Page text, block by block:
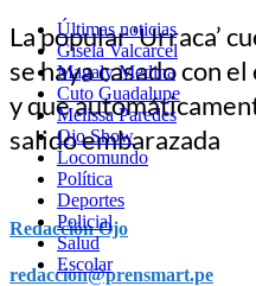
Últimas noticias
Gisela Valcarcel
Magaly Medina
Cuto Guadalupe
Melissa Paredes
Ojo Show
Locomundo
Política
Deportes
Policial
Salud
Escolar
La popular ‘Urraca’
se haya casado con
y que
salido embarazada
Redacción Ojo
redaccion@prensmart.pe